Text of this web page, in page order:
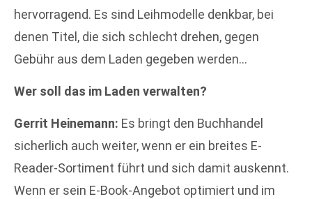
hervorragend. Es sind Leihmodelle denkbar, bei
denen Titel, die sich schlecht drehen, gegen
Gebühr aus dem Laden gegeben werden…
Wer soll das im Laden verwalten?
Gerrit Heinemann: Es bringt den Buchhandel
sicherlich auch weiter, wenn er ein breites E-
Reader-Sortiment führt und sich damit auskennt.
Wenn er sein E-Book-Angebot optimiert und im